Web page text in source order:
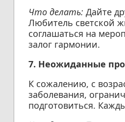
Что делать: Дайте
Любитель светской
соглашаться на
залог гармонии.
7. Неожиданные
К сожалению, с
заболевания,
подготовиться.